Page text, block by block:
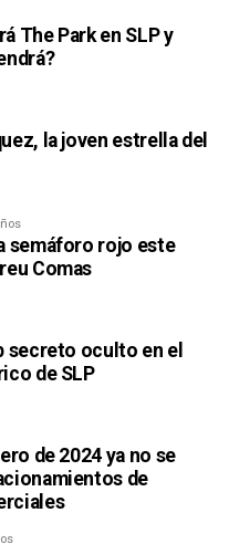
The Park en SLP y
la joven estrella del
semáforo rojo este
Comas
secreto oculto en el
de SLP
de 2024 ya no se
de